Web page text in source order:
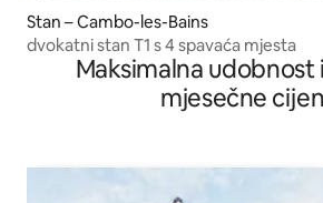
Stan – Cambo-les-Bains
dvokatni stan T1 s 4 spavaća mjesta
Maksimalna udobnost
mjesečne